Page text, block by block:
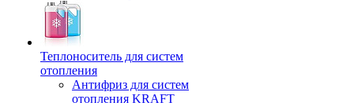
Теплоноситель для систем
отопления
Антифриз для систем
отопления KRAFT